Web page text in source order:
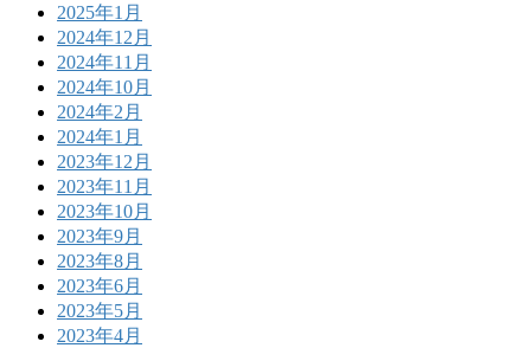
2025年1月
2024年12月
2024年11月
2024年10月
2024年2月
2024年1月
2023年12月
2023年11月
2023年10月
2023年9月
2023年8月
2023年6月
2023年5月
2023年4月